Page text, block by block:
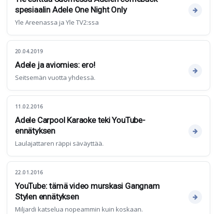
spesiaalin Adele One Night Only
Yle Areenassa ja Yle TV2:ssa
20.04.2019
Adele ja aviomies: ero!
Seitsemän vuotta yhdessä.
11.02.2016
Adele Carpool Karaoke teki YouTube-
ennätyksen
Laulajattaren räppi säväyttää.
22.01.2016
YouTube: tämä video murskasi Gangnam
Stylen ennätyksen
Miljardi katselua nopeammin kuin koskaan.